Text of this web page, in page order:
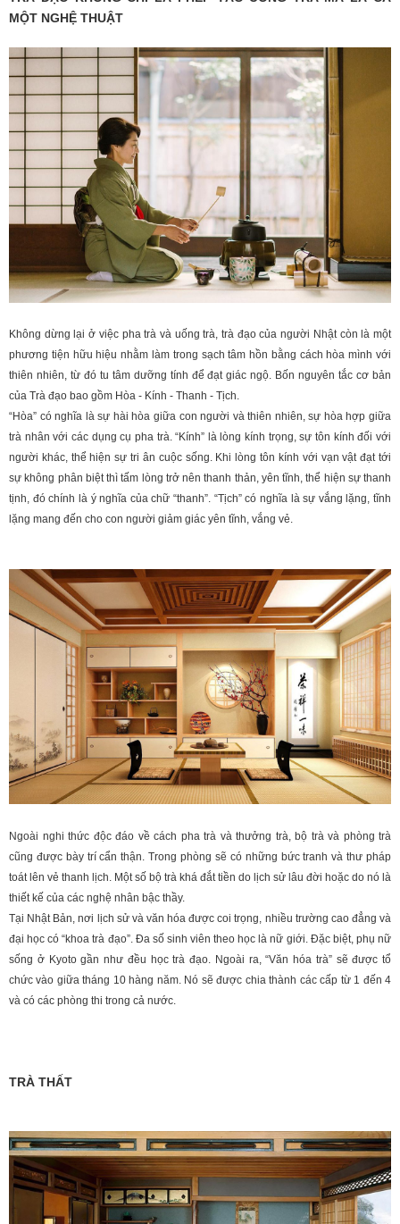
MỘT NGHỆ THUẬT
Không dừng lại ở việc pha trà và uống trà, trà đạo của người Nhật còn là một
phương tiện hữu hiệu nhằm làm trong sạch tâm hồn bằng cách hòa mình với
thiên nhiên, từ đó tu tâm dưỡng tính để đạt giác ngộ. Bốn nguyên tắc cơ bản
của Trà đạo bao gồm Hòa - Kính - Thanh - Tịch.
“Hòa” có nghĩa là sự hài hòa giữa con người và thiên nhiên, sự hòa hợp giữa
trà nhân với các dụng cụ pha trà. “Kính” là lòng kính trọng, sự tôn kính đối với
người khác, thể hiện sự tri ân cuộc sống. Khi lòng tôn kính với vạn vật đạt tới
sự không phân biệt thì tấm lòng trở nên thanh thản, yên tĩnh, thể hiện sự thanh
tịnh, đó chính là ý nghĩa của chữ “thanh”. “Tịch” có nghĩa là sự vắng lặng, tĩnh
lặng mang đến cho con người giảm giác yên tĩnh, vắng vẻ.
Ngoài nghi thức độc đáo về cách pha trà và thưởng trà, bộ trà và phòng trà
cũng được bày trí cẩn thận. Trong phòng sẽ có những bức tranh và thư pháp
toát lên vẻ thanh lịch. Một số bộ trà khá đắt tiền do lịch sử lâu đời hoặc do nó là
thiết kế của các nghệ nhân bậc thầy.
Tại Nhật Bản, nơi lịch sử và văn hóa được coi trọng, nhiều trường cao đẳng và
đại học có “khoa trà đạo”. Đa số sinh viên theo học là nữ giới. Đặc biệt, phụ nữ
sống ở Kyoto gần như đều học trà đạo. Ngoài ra, “Văn hóa trà” sẽ được tổ
chức vào giữa tháng 10 hàng năm. Nó sẽ được chia thành các cấp từ 1 đến 4
và có các phòng thi trong cả nước.
TRÀ THẤT